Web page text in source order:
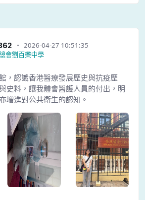
2026-04-27 10:51:35
會劉百樂中學
，認識香港醫療發展歷史與抗疫歷
史料，讓我體會醫護人員的付出，明
增進對公共衛生的認知。